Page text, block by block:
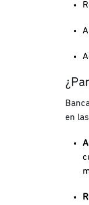
en